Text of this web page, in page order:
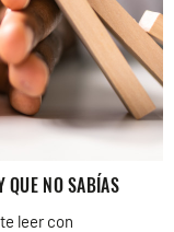
QUE NO SABÍAS
leer con